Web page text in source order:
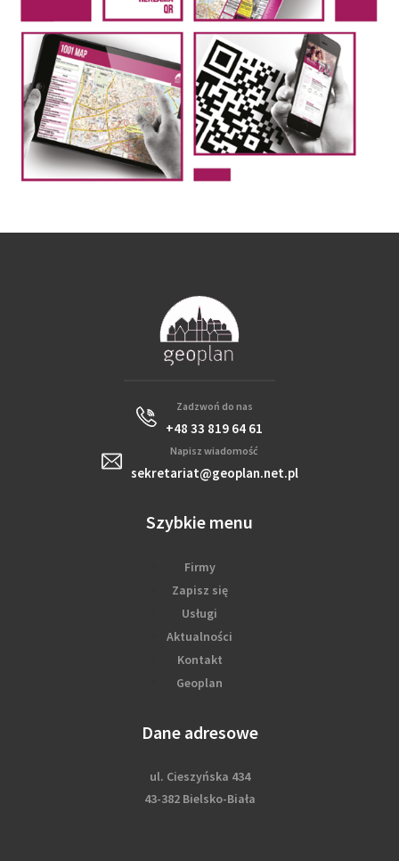
Zadzwoń do nas
+48 33 819 64 61
Napisz wiadomość
sekretariat@geoplan.net.pl
Szybkie menu
Firmy
Zapisz się
Usługi
Aktualności
Kontakt
Geoplan
Dane adresowe
ul. Cieszyńska 434
43-382 Bielsko-Biała